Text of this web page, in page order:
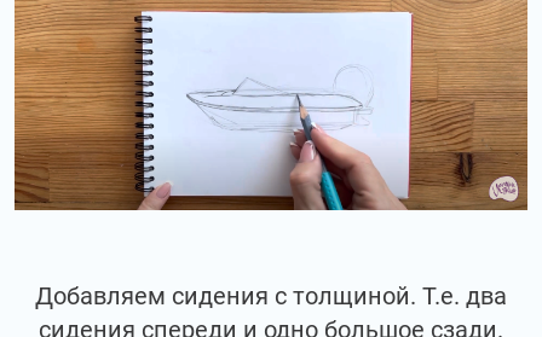
Добавляем сидения с толщиной. Т.е. два
сидения спереди и одно большое сзади.